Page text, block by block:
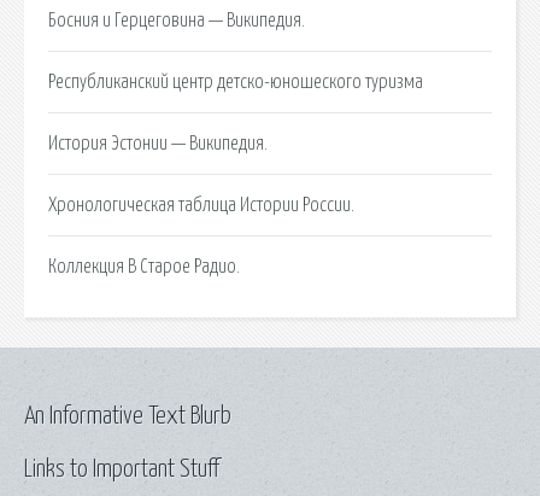
Босния и Герцеговина — Википедия.
Республиканский центр детско-юношеского туризма
История Эстонии — Википедия.
Хронологическая таблица Истории России.
Коллекция В Старое Радио.
Links to Important Stuff
An Informative Text Blurb